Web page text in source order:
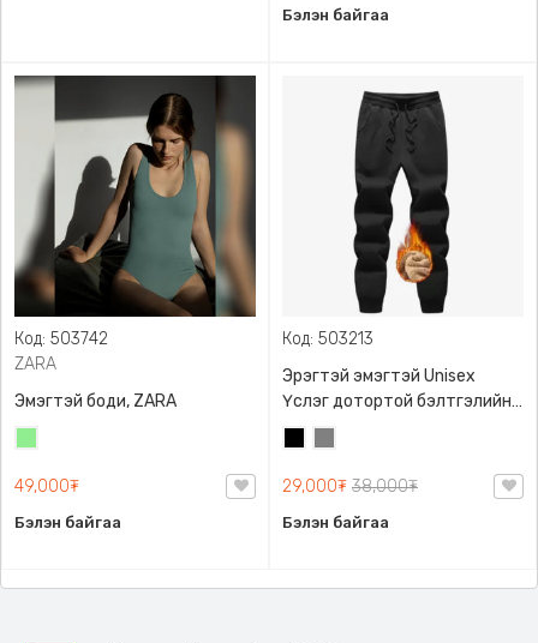
Бэлэн байгаа
Код: 503742
ZARA
Эмэгтэй боди, ZARA
49,000₮
Бэлэн байгаа
Код: 503213
Эрэгтэй эмэгтэй Unisex
Үслэг дотортой бэлтгэлийн
өмд,
29,000₮ 38,000₮
Бэлэн байгаа